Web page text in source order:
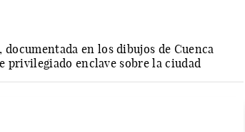
en los dibujos de Cuenca
privilegiado enclave sobre la ciudad